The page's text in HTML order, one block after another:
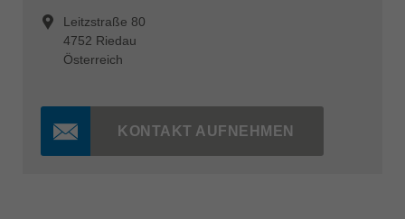
Leitzstraße 80
4752 Riedau
Österreich
KONTAKT AUFNEHMEN